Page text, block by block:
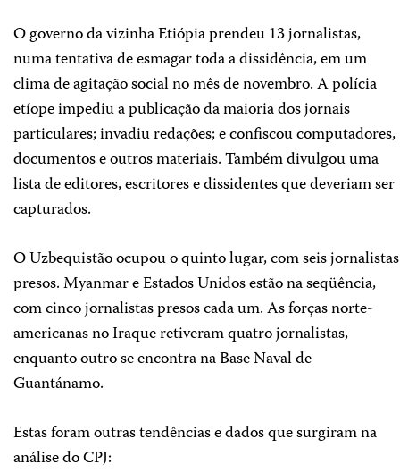
O governo da vizinha Etiópia prendeu 13 jornalistas,
numa tentativa de esmagar toda a dissidência, em um
clima de agitação social no mês de novembro. A polícia
etíope impediu a publicação da maioria dos jornais
particulares; invadiu redações; e confiscou computadores,
documentos e outros materiais. Também divulgou uma
lista de editores, escritores e dissidentes que deveriam ser
capturados.
O Uzbequistão ocupou o quinto lugar, com seis jornalistas
presos. Myanmar e Estados Unidos estão na seqüência,
com cinco jornalistas presos cada um. As forças norte-
americanas no Iraque retiveram quatro jornalistas,
enquanto outro se encontra na Base Naval de
Guantánamo.
Estas foram outras tendências e dados que surgiram na
análise do CPJ: